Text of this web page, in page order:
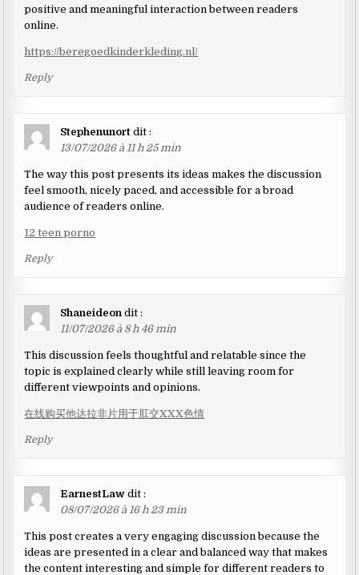
positive and meaningful interaction between readers
online.
https://beregoedkinderkleding.nl/
Reply
Stephenunort dit :
13/07/2026 à 11 h 25 min
The way this post presents its ideas makes the discussion
feel smooth, nicely paced, and accessible for a broad
audience of readers online.
12 teen porno
Reply
Shaneideon dit :
11/07/2026 à 8 h 46 min
This discussion feels thoughtful and relatable since the
topic is explained clearly while still leaving room for
different viewpoints and opinions.
在线购买他达拉非片用于肛交XXX色情
Reply
EarnestLaw dit :
08/07/2026 à 16 h 23 min
This post creates a very engaging discussion because the
ideas are presented in a clear and balanced way that makes
the content interesting and simple for different readers to